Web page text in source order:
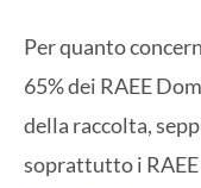
Per quanto
65% dei RAEE
della raccolta,
soprattutto i